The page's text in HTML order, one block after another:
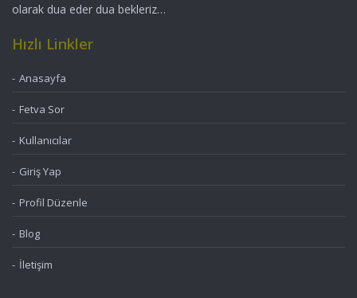
olarak dua eder dua bekleriz…
Hızlı Linkler
Anasayfa
Fetva Sor
Kullanıcılar
Giriş Yap
Profil Düzenle
Blog
İletişim